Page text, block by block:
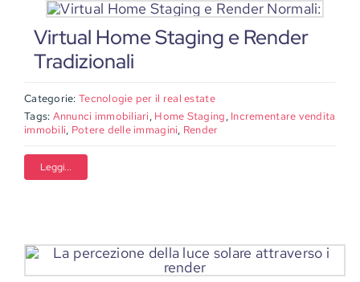
Virtual Home Staging e Render
Tradizionali
Categorie: Tecnologie per il real estate
Tags: Annunci immobiliari, Home Staging, Incrementare vendita
immobili, Potere delle immagini, Render
Leggi...